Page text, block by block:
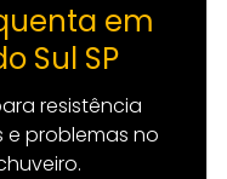
em
Sul SP
resistência
e problemas no